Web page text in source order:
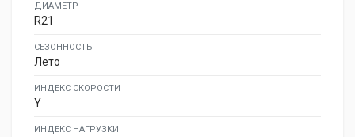
ДИАМЕТР
R21
СЕЗОННОСТЬ
Лето
ИНДЕКС СКОРОСТИ
Y
ИНДЕКС НАГРУЗКИ